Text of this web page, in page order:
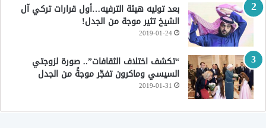
بعد توليه هيئة الترفيه…أول قرارات تركي آل
الشيخ تثير موجة من الجدل!
2019-01-24
“تكشف اختلاف الثقافات”.. صورة لزوجتي
السيسي وماكرون تفجّر موجةً من الجدل
2019-01-31